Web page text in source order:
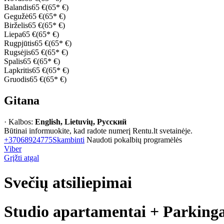
Balandis65 €(65* €)
Gegužė65 €(65* €)
Birželis65 €(65* €)
Liepa65 €(65* €)
Rugpjūtis65 €(65* €)
Rugsėjis65 €(65* €)
Spalis65 €(65* €)
Lapkritis65 €(65* €)
Gruodis65 €(65* €)
Gitana
· Kalbos: English, Lietuvių, Русский
Būtinai informuokite, kad radote numerį Rentu.lt svetainėje.
+37068924775Skambinti Naudoti pokalbių programėlės
Viber
Grįžti atgal
Svečių atsiliepimai
Studio apartamentai +